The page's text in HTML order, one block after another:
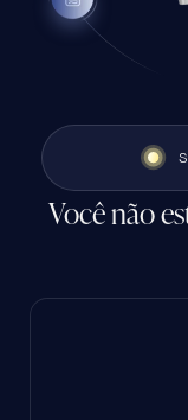
Você não